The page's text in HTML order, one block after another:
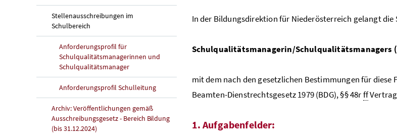
Stellenausschreibungen im
Schulbereich
Anforderungsprofil für
Schulqualitätsmanagerinnen und
Schulqualitätsmanager
Anforderungsprofil Schulleitung
Archiv: Veröffentlichungen gemäß
Ausschreibungsgesetz - Bereich Bildung
(bis 31.12.2024)
In der Bildungsdirektion für Niederösterreich gelangt die
Schulqualitätsmanagerin/Schulqualitätsmanagers
mit dem nach den gesetzlichen Bestimmungen für
Beamten-Dienstrechtsgesetz 1979 (BDG), §§ 48rff
1. Aufgabenfelder: